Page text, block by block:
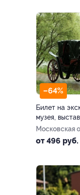
–64%
Билет на
музея,
Московская
Дзержинский,
от 496 руб.